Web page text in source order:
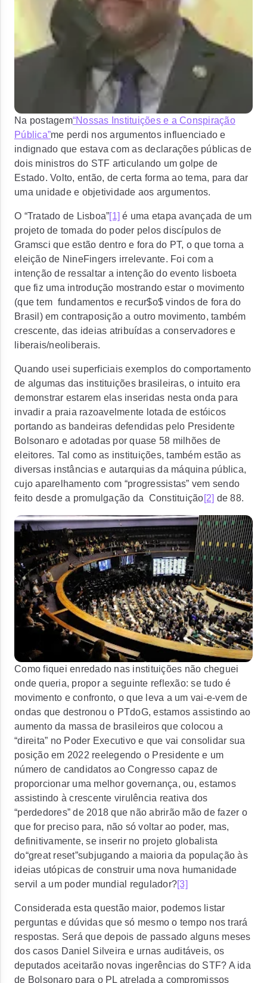
Na postagem“Nossas Instituições e a Conspiração
Pública”me perdi nos argumentos influenciado e
indignado que estava com as declarações públicas de
dois ministros do STF articulando um golpe de
Estado. Volto, então, de certa forma ao tema, para dar
uma unidade e objetividade aos argumentos.
O “Tratado de Lisboa”[1] é uma etapa avançada de um
projeto de tomada do poder pelos discípulos de
Gramsci que estão dentro e fora do PT, o que torna a
eleição de NineFingers irrelevante. Foi com a
intenção de ressaltar a intenção do evento lisboeta
que fiz uma introdução mostrando estar o movimento
(que tem fundamentos e recur$o$ vindos de fora do
Brasil) em contraposição a outro movimento, também
crescente, das ideias atribuídas a conservadores e
liberais/neoliberais.
Quando usei superficiais exemplos do comportamento
de algumas das instituições brasileiras, o intuito era
demonstrar estarem elas inseridas nesta onda para
invadir a praia razoavelmente lotada de estóicos
portando as bandeiras defendidas pelo Presidente
Bolsonaro e adotadas por quase 58 milhões de
eleitores. Tal como as instituições, também estão as
diversas instâncias e autarquias da máquina pública,
cujo aparelhamento com “progressistas” vem sendo
feito desde a promulgação da Constituição[2] de 88.
Como fiquei enredado nas instituições não cheguei
onde queria, propor a seguinte reflexão: se tudo é
movimento e confronto, o que leva a um vai-e-vem de
ondas que destronou o PTdoG, estamos assistindo ao
aumento da massa de brasileiros que colocou a
“direita” no Poder Executivo e que vai consolidar sua
posição em 2022 reelegendo o Presidente e um
número de candidatos ao Congresso capaz de
proporcionar uma melhor governança, ou, estamos
assistindo à crescente virulência reativa dos
“perdedores” de 2018 que não abrirão mão de fazer o
que for preciso para, não só voltar ao poder, mas,
definitivamente, se inserir no projeto globalista
do“great reset”subjugando a maioria da população às
ideias utópicas de construir uma nova humanidade
servil a um poder mundial regulador?[3]
Considerada esta questão maior, podemos listar
perguntas e dúvidas que só mesmo o tempo nos trará
respostas. Será que depois de passado alguns meses
dos casos Daniel Silveira e urnas auditáveis, os
deputados aceitarão novas ingerências do STF? A ida
de Bolsonaro para o PL atrelada a compromissos